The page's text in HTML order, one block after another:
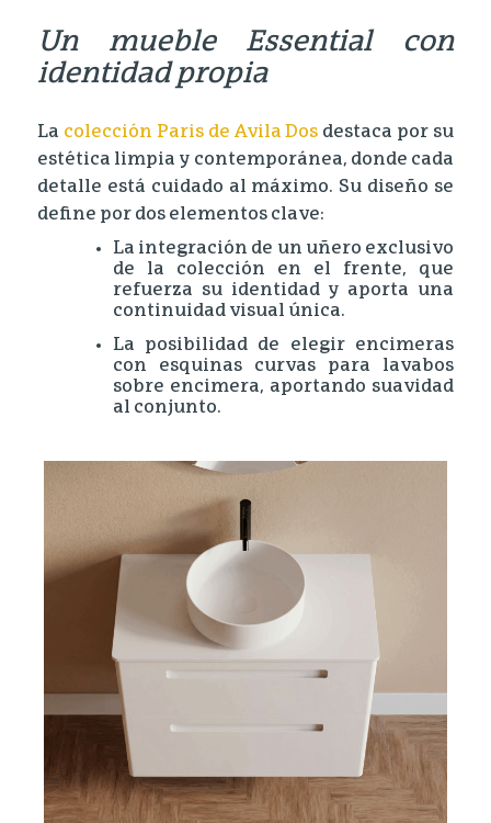
Un mueble Essential con
identidad propia
La colección ParisdeAvila Dos destaca por su
estética limpia y contemporánea, donde cada
detalle está cuidado al máximo. Su diseño se
define por dos elementos clave:
La integración de un uñero exclusivo
de la colección en el frente, que
refuerza su identidad y aporta una
continuidad visual única.
La posibilidad de elegir encimeras
con esquinas curvas para lavabos
sobre encimera, aportando suavidad
al conjunto.